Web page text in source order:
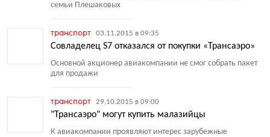
семьи Плешаковых
транспорт 03.11.2015 в 09:35
Совладелец S7 отказался от покупки «Трансаэро»
Основной акционер авиакомпании не смог собрать пакет
для продажи
транспорт 29.10.2015 в 09:00
"Трансаэро" могут купить малазийцы
К авиакомпании проявляют интерес зарубежные